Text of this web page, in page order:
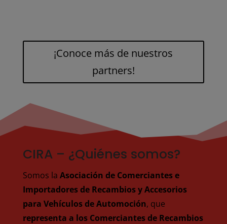
¡Conoce más de nuestros
partners!
CIRA – ¿Quiénes somos?
Somos la Asociación de Comerciantes e
Importadores de Recambios y Accesorios
para Vehículos de Automoción, que
representa a los Comerciantes de Recambios